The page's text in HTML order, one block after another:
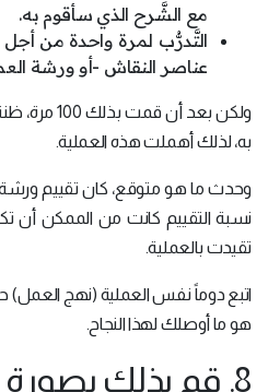
مع الشَّرح الذي سأقوم به.
التَّدرُّب لمرة واحدة من أجل
عناصر النقاش -أو ورشة
ولكن بعد أن
به، لذلك أهملت هذه العملية.
تقيدت بالعملية.
اتبع دوماً نفس العملية (نهج العمل)
هو ما أوصلك لهذا النجاح.
8. قم بذلك بصورة مستمرة: